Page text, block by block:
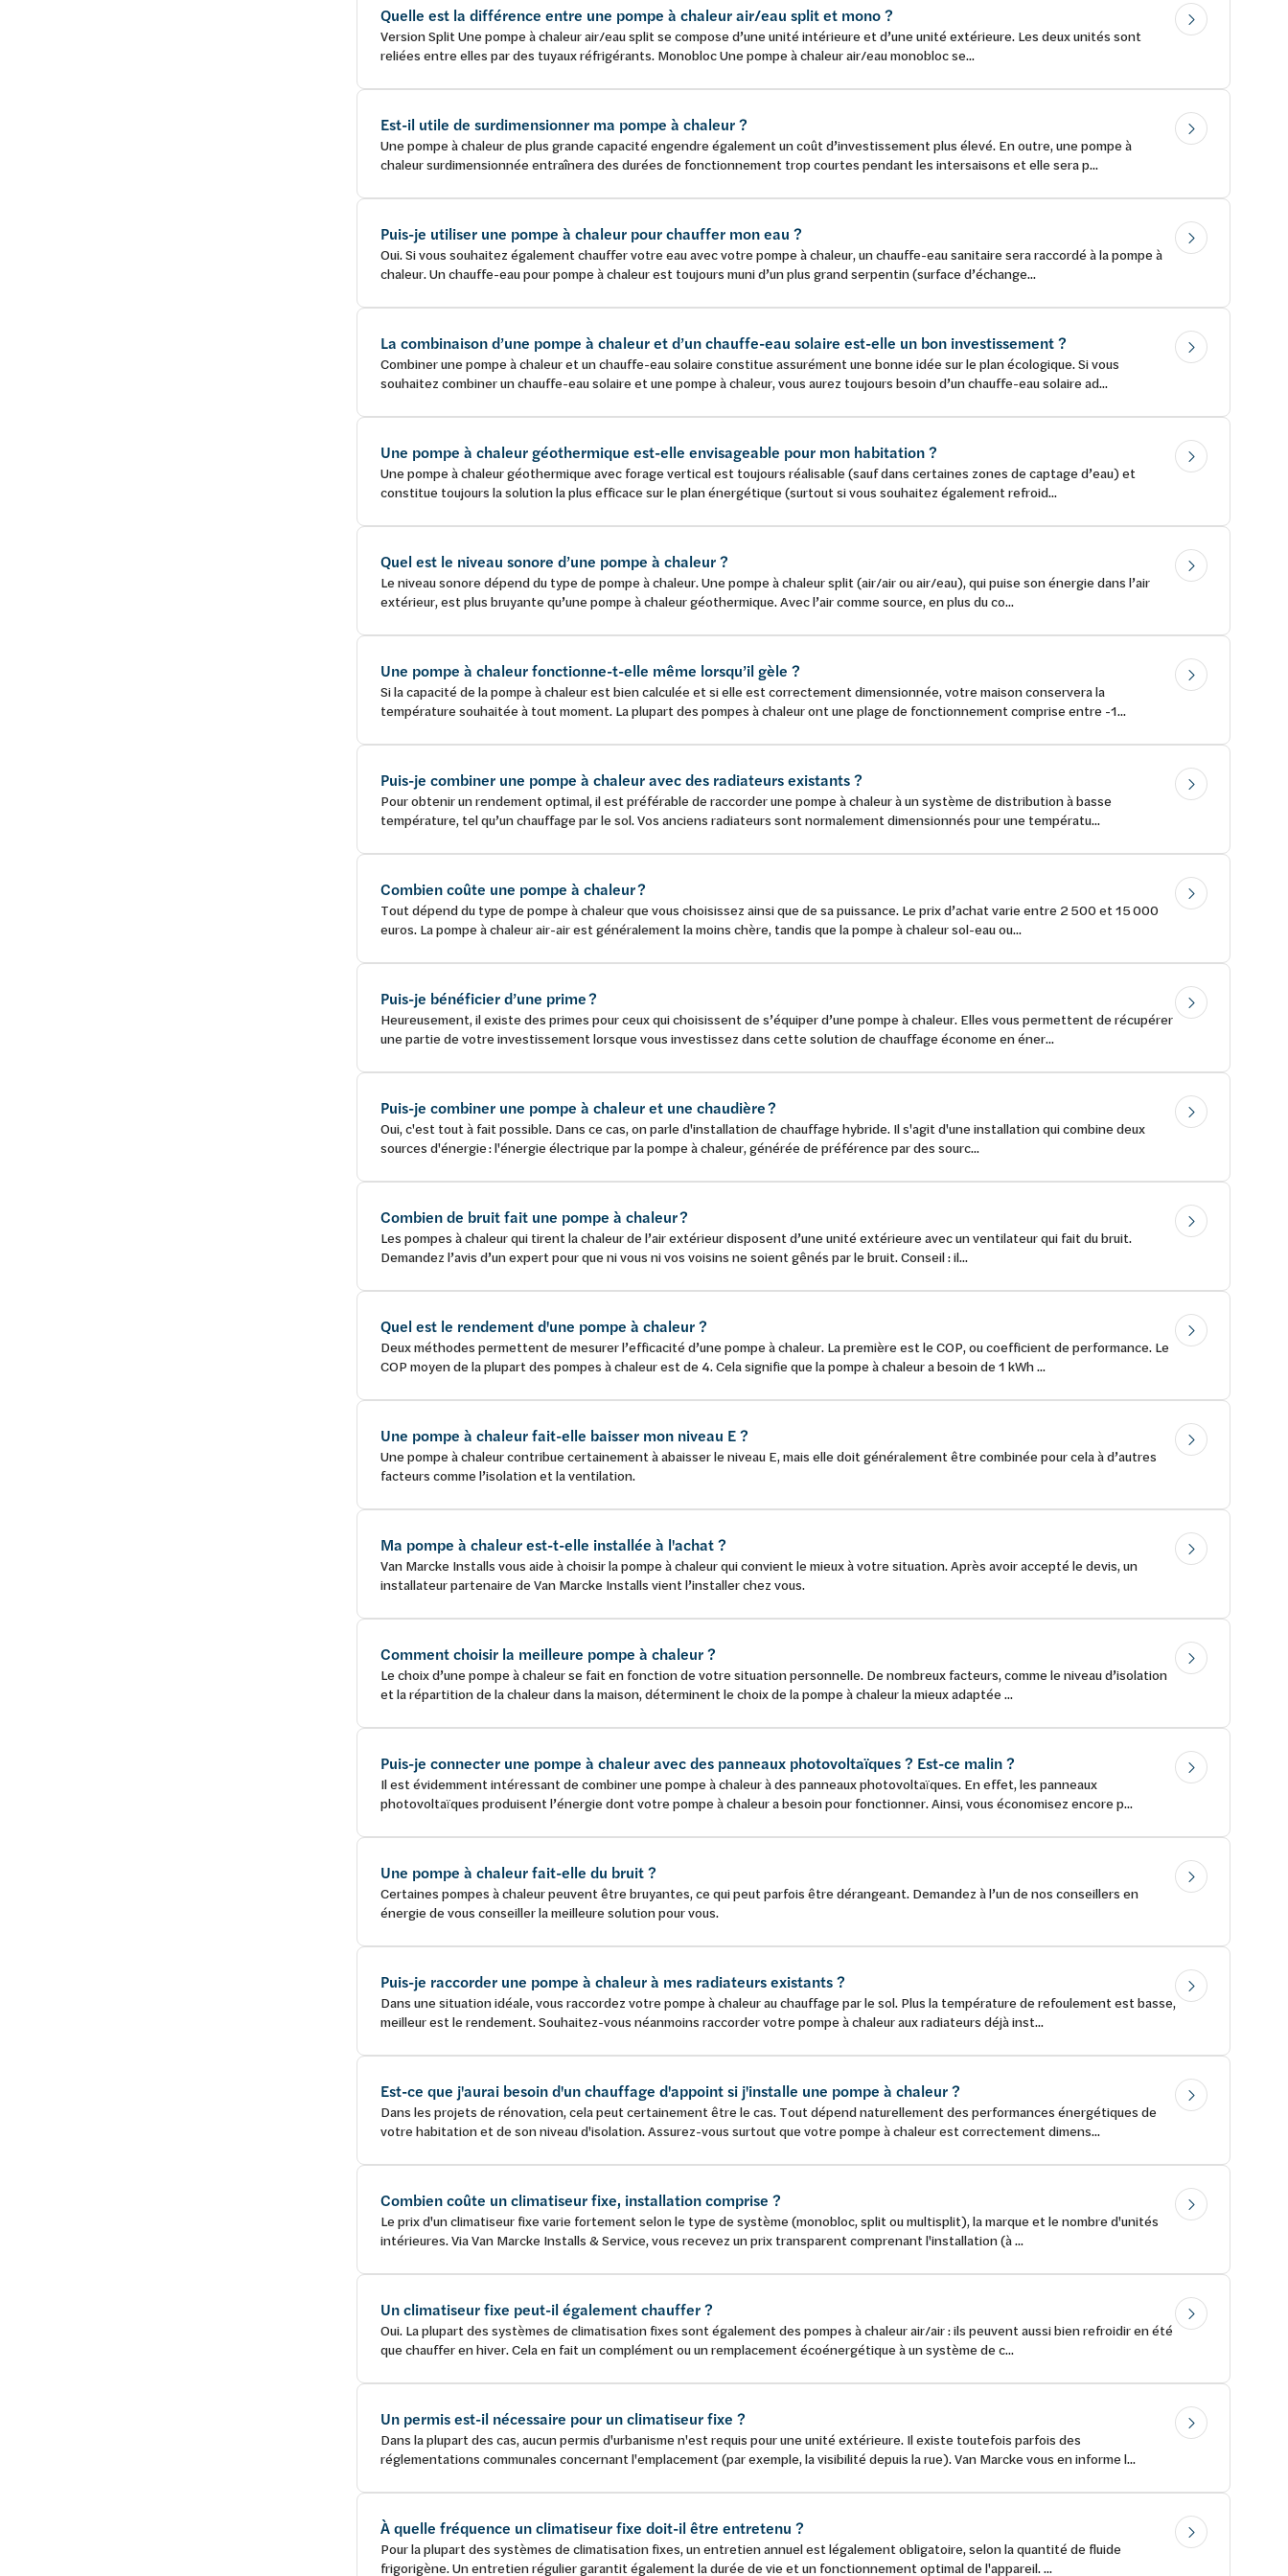
Quelle est la différence entre une pompe à chaleur air/eau split et mono ?
Version Split Une pompe à chaleur air/eau split se compose d’une unité intérieure et d’une unité extérieure. Les deux unités sont
reliées entre elles par des tuyaux réfrigérants. Monobloc Une pompe à chaleur air/eau monobloc se...
Est-il utile de surdimensionner ma pompe à chaleur ?
Une pompe à chaleur de plus grande capacité engendre également un coût d’investissement plus élevé. En outre, une pompe à
chaleur surdimensionnée entraînera des durées de fonctionnement trop courtes pendant les intersaisons et elle sera p...
Puis-je utiliser une pompe à chaleur pour chauffer mon eau ?
Oui. Si vous souhaitez également chauffer votre eau avec votre pompe à chaleur, un chauffe-eau sanitaire sera raccordé à la pompe à
chaleur. Un chauffe-eau pour pompe à chaleur est toujours muni d’un plus grand serpentin (surface d’échange...
La combinaison d’une pompe à chaleur et d’un chauffe-eau solaire est-elle un bon investissement ?
Combiner une pompe à chaleur et un chauffe-eau solaire constitue assurément une bonne idée sur le plan écologique. Si vous
souhaitez combiner un chauffe-eau solaire et une pompe à chaleur, vous aurez toujours besoin d’un chauffe-eau solaire ad...
Une pompe à chaleur géothermique est-elle envisageable pour mon habitation ?
Une pompe à chaleur géothermique avec forage vertical est toujours réalisable (sauf dans certaines zones de captage d’eau) et
constitue toujours la solution la plus efficace sur le plan énergétique (surtout si vous souhaitez également refroid...
Quel est le niveau sonore d’une pompe à chaleur ?
Le niveau sonore dépend du type de pompe à chaleur. Une pompe à chaleur split (air/air ou air/eau), qui puise son énergie dans l’air
extérieur, est plus bruyante qu’une pompe à chaleur géothermique. Avec l’air comme source, en plus du co...
Une pompe à chaleur fonctionne-t-elle même lorsqu’il gèle ?
Si la capacité de la pompe à chaleur est bien calculée et si elle est correctement dimensionnée, votre maison conservera la
température souhaitée à tout moment. La plupart des pompes à chaleur ont une plage de fonctionnement comprise entre -1...
Puis-je combiner une pompe à chaleur avec des radiateurs existants ?
Pour obtenir un rendement optimal, il est préférable de raccorder une pompe à chaleur à un système de distribution à basse
température, tel qu’un chauffage par le sol. Vos anciens radiateurs sont normalement dimensionnés pour une températu...
Combien coûte une pompe à chaleur ?
Tout dépend du type de pompe à chaleur que vous choisissez ainsi que de sa puissance. Le prix d’achat varie entre 2 500 et 15 000
euros. La pompe à chaleur air-air est généralement la moins chère, tandis que la pompe à chaleur sol-eau ou...
Puis-je bénéficier d’une prime ?
Heureusement, il existe des primes pour ceux qui choisissent de s’équiper d’une pompe à chaleur. Elles vous permettent de récupérer
une partie de votre investissement lorsque vous investissez dans cette solution de chauffage économe en éner...
Puis-je combiner une pompe à chaleur et une chaudière ?
Oui, c'est tout à fait possible. Dans ce cas, on parle d'installation de chauffage hybride. Il s'agit d'une installation qui combine deux
sources d'énergie : l'énergie électrique par la pompe à chaleur, générée de préférence par des sourc...
Combien de bruit fait une pompe à chaleur ?
Les pompes à chaleur qui tirent la chaleur de l’air extérieur disposent d’une unité extérieure avec un ventilateur qui fait du bruit.
Demandez l’avis d’un expert pour que ni vous ni vos voisins ne soient gênés par le bruit. Conseil : il...
Quel est le rendement d'une pompe à chaleur ?
Deux méthodes permettent de mesurer l’efficacité d’une pompe à chaleur. La première est le COP, ou coefficient de performance. Le
COP moyen de la plupart des pompes à chaleur est de 4. Cela signifie que la pompe à chaleur a besoin de 1 kWh ...
Une pompe à chaleur fait-elle baisser mon niveau E ?
Une pompe à chaleur contribue certainement à abaisser le niveau E, mais elle doit généralement être combinée pour cela à d’autres
facteurs comme l’isolation et la ventilation.
Ma pompe à chaleur est-t-elle installée à l'achat ?
Van Marcke Installs vous aide à choisir la pompe à chaleur qui convient le mieux à votre situation. Après avoir accepté le devis, un
installateur partenaire de Van Marcke Installs vient l’installer chez vous.
Comment choisir la meilleure pompe à chaleur ?
Le choix d’une pompe à chaleur se fait en fonction de votre situation personnelle. De nombreux facteurs, comme le niveau d’isolation
et la répartition de la chaleur dans la maison, déterminent le choix de la pompe à chaleur la mieux adaptée ...
Puis-je connecter une pompe à chaleur avec des panneaux photovoltaïques ? Est-ce malin ?
Il est évidemment intéressant de combiner une pompe à chaleur à des panneaux photovoltaïques. En effet, les panneaux
photovoltaïques produisent l’énergie dont votre pompe à chaleur a besoin pour fonctionner. Ainsi, vous économisez encore p...
Une pompe à chaleur fait-elle du bruit ?
Certaines pompes à chaleur peuvent être bruyantes, ce qui peut parfois être dérangeant. Demandez à l’un de nos conseillers en
énergie de vous conseiller la meilleure solution pour vous.
Puis-je raccorder une pompe à chaleur à mes radiateurs existants ?
Dans une situation idéale, vous raccordez votre pompe à chaleur au chauffage par le sol. Plus la température de refoulement est basse,
meilleur est le rendement. Souhaitez-vous néanmoins raccorder votre pompe à chaleur aux radiateurs déjà inst...
Est-ce que j'aurai besoin d'un chauffage d'appoint si j'installe une pompe à chaleur ?
Dans les projets de rénovation, cela peut certainement être le cas. Tout dépend naturellement des performances énergétiques de
votre habitation et de son niveau d'isolation. Assurez-vous surtout que votre pompe à chaleur est correctement dimens...
Combien coûte un climatiseur fixe, installation comprise ?
Le prix d'un climatiseur fixe varie fortement selon le type de système (monobloc, split ou multisplit), la marque et le nombre d'unités
intérieures. Via Van Marcke Installs & Service, vous recevez un prix transparent comprenant l'installation (à ...
Un climatiseur fixe peut-il également chauffer ?
Oui. La plupart des systèmes de climatisation fixes sont également des pompes à chaleur air/air : ils peuvent aussi bien refroidir en été
que chauffer en hiver. Cela en fait un complément ou un remplacement écoénergétique à un système de c...
Un permis est-il nécessaire pour un climatiseur fixe ?
Dans la plupart des cas, aucun permis d'urbanisme n'est requis pour une unité extérieure. Il existe toutefois parfois des
réglementations communales concernant l'emplacement (par exemple, la visibilité depuis la rue). Van Marcke vous en informe l...
À quelle fréquence un climatiseur fixe doit-il être entretenu ?
Pour la plupart des systèmes de climatisation fixes, un entretien annuel est légalement obligatoire, selon la quantité de fluide
frigorigène. Un entretien régulier garantit également la durée de vie et un fonctionnement optimal de l'appareil. ...